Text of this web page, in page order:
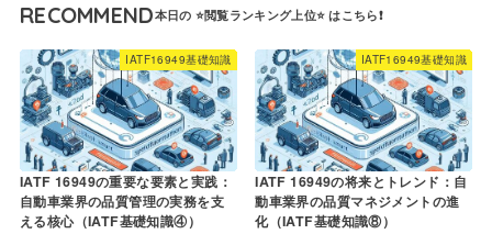
RECOMMEND
IATF16949基礎知識
IATF 16949の重要な要素と実践：
自動車業界の品質管理の実務を支
える核心（IATF基礎知識④）
IATF16949基礎知識
IATF 16949の将来とトレンド：自
動車業界の品質マネジメントの進
化（IATF基礎知識⑧）